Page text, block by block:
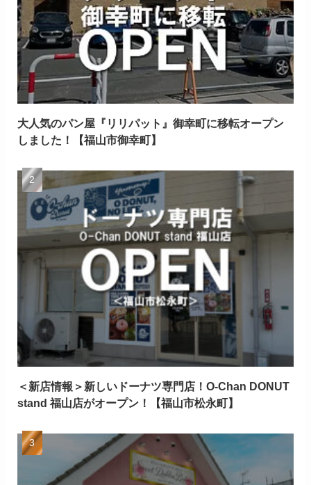
大人気のパン屋『リリパット』御幸町に移転オープン
しました！【福山市御幸町】
＜新店情報＞新しいドーナツ専門店！O-Chan DONUT
stand 福山店がオープン！【福山市松永町】